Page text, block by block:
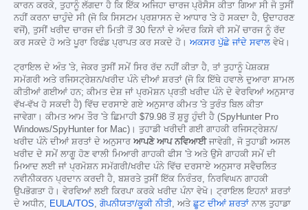
ਕਾਰਨ ਕਰਕੇ, ਤੁਹਾਨੂੰ ਲੱਗਦਾ ਹੈ ਕਿ ਇੱਕ ਅਜਿਹਾ ਚਾਰਜ ਪ੍ਰੋਸੈਸ ਕੀਤਾ ਗਿਆ ਸੀ ਜੋ ਤੁਸੀਂ
ਨਹੀਂ ਕਰਨਾ ਚਾਹੁੰਦੇ ਸੀ (ਜੋ ਕਿ ਸਿਸਟਮ ਪ੍ਰਸ਼ਾਸਨ ਦੇ ਆਧਾਰ 'ਤੇ ਹੋ ਸਕਦਾ ਹੈ, ਉਦਾਹਰਣ
ਵਜੋਂ), ਤੁਸੀਂ ਖਰੀਦ ਚਾਰਜ ਦੀ ਮਿਤੀ ਤੋਂ 30 ਦਿਨਾਂ ਦੇ ਅੰਦਰ ਕਿਸੇ ਵੀ ਸਮੇਂ ਚਾਰਜ ਨੂੰ ਰੱਦ
ਕਰ ਸਕਦੇ ਹੋ ਅਤੇ ਪੂਰਾ ਰਿਫੰਡ ਪ੍ਰਾਪਤ ਕਰ ਸਕਦੇ ਹੋ। ਅਕਸਰ ਪੁੱਛੇ ਜਾਂਦੇ ਸਵਾਲ ਵੇਖੋ।
ਟ੍ਰਾਇਲ ਦੇ ਅੰਤ 'ਤੇ, ਜੇਕਰ ਤੁਸੀਂ ਸਮੇਂ ਸਿਰ ਰੱਦ ਨਹੀਂ ਕੀਤਾ ਹੈ, ਤਾਂ ਤੁਹਾਨੂੰ ਪੇਸ਼ਕਸ਼
ਸਮੱਗਰੀ ਅਤੇ ਰਜਿਸਟ੍ਰੇਸ਼ਨ/ਖਰੀਦ ਪੰਨੇ ਦੀਆਂ ਸ਼ਰਤਾਂ (ਜੋ ਕਿ ਇੱਥੇ ਹਵਾਲੇ ਦੁਆਰਾ ਸ਼ਾਮਲ
ਕੀਤੀਆਂ ਗਈਆਂ ਹਨ; ਕੀਮਤ ਦੇਸ਼ ਜਾਂ ਪ੍ਰਮੋਸ਼ਨ ਪ੍ਰਤੀ ਖਰੀਦ ਪੰਨੇ ਦੇ ਵੇਰਵਿਆਂ ਅਨੁਸਾਰ
ਵੱਖ-ਵੱਖ ਹੋ ਸਕਦੀ ਹੈ) ਵਿੱਚ ਦਰਸਾਏ ਗਏ ਅਨੁਸਾਰ ਕੀਮਤ 'ਤੇ ਤੁਰੰਤ ਬਿਲ ਕੀਤਾ
ਜਾਵੇਗਾ। ਕੀਮਤ ਆਮ ਤੌਰ 'ਤੇ ਛਿਮਾਹੀ $79.98 ਤੋਂ ਸ਼ੁਰੂ ਹੁੰਦੀ ਹੈ (SpyHunter Pro
Windows/SpyHunter for Mac)। ਤੁਹਾਡੀ ਖਰੀਦੀ ਗਈ ਗਾਹਕੀ ਰਜਿਸਟ੍ਰੇਸ਼ਨ/
ਖਰੀਦ ਪੰਨੇ ਦੀਆਂ ਸ਼ਰਤਾਂ ਦੇ ਅਨੁਸਾਰ ਆਪਣੇ ਆਪ ਨਵਿਆਈਜਾਵੇਗੀ, ਜੋ ਤੁਹਾਡੀ ਅਸਲ
ਖਰੀਦ ਦੇ ਸਮੇਂ ਲਾਗੂ ਹੋਣ ਵਾਲੀ ਮਿਆਰੀ ਗਾਹਕੀ ਫੀਸ 'ਤੇ ਅਤੇ ਉਸੇ ਗਾਹਕੀ ਸਮੇਂ ਦੀ
ਮਿਆਦ ਲਈ ਜਾਂ ਪ੍ਰਮੋਸ਼ਨ ਸਮੱਗਰੀ/ਖਰੀਦ ਪੰਨੇ ਵਿੱਚ ਦਰਸਾਏ ਅਨੁਸਾਰ ਸਵੈਚਲਿਤ
ਨਵੀਨੀਕਰਨ ਪ੍ਰਦਾਨ ਕਰਦੀ ਹੈ, ਬਸ਼ਰਤੇ ਤੁਸੀਂ ਇੱਕ ਨਿਰੰਤਰ, ਨਿਰਵਿਘਨ ਗਾਹਕੀ
ਉਪਭੋਗਤਾ ਹੋ। ਵੇਰਵਿਆਂ ਲਈ ਕਿਰਪਾ ਕਰਕੇ ਖਰੀਦ ਪੰਨਾ ਵੇਖੋ। ਟ੍ਰਾਇਲ ਇਹਨਾਂ ਸ਼ਰਤਾਂ
ਦੇ ਅਧੀਨ, EULA/TOS, ਗੋਪਨੀਯਤਾ/ਕੂਕੀ ਨੀਤੀ, ਅਤੇ ਛੂਟ ਦੀਆਂ ਸ਼ਰਤਾਂ ਨਾਲ ਤੁਹਾਡਾ